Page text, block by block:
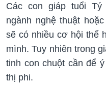
Các con giáp tuổi Tý
ngành nghệ thuật
sẽ có nhiều cơ hội thể
mình. Tuy nhiên trong
tinh con chuột cần để
thị phi.